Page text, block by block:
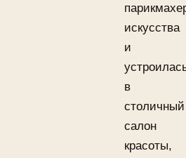
искусства
и
в
столичный
салон
красоты,